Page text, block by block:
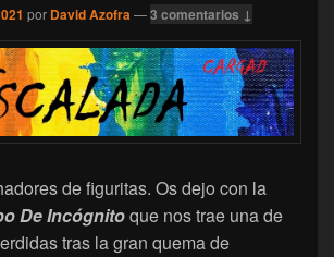
por David Azofra—3 comentarios ↓
de figuritas. Os dejo con la
De Incógnitoque nos trae una de
tras la gran quema de